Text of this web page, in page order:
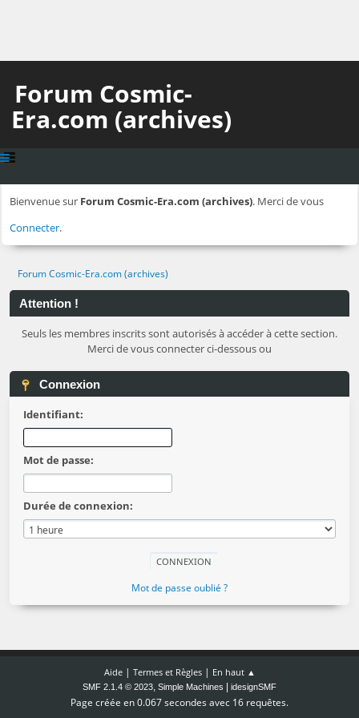
Forum Cosmic-
Era.com (archives)
Bienvenue sur Forum Cosmic-Era.com (archives). Merci de vous
Connecter.
Forum Cosmic-Era.com (archives)
Attention !
Seuls les membres inscrits sont autorisés à accéder à cette section.
Merci de vous connecter ci-dessous ou
Connexion
Identifiant:
Mot de passe:
Durée de connexion:
Mot de passe oublié ?
Aide| Termes et Règles| En haut ▲
SMF 2.1.4 © 2023, Simple Machines idesignSMF
Page créée en 0.067 secondes avec 16 requêtes.